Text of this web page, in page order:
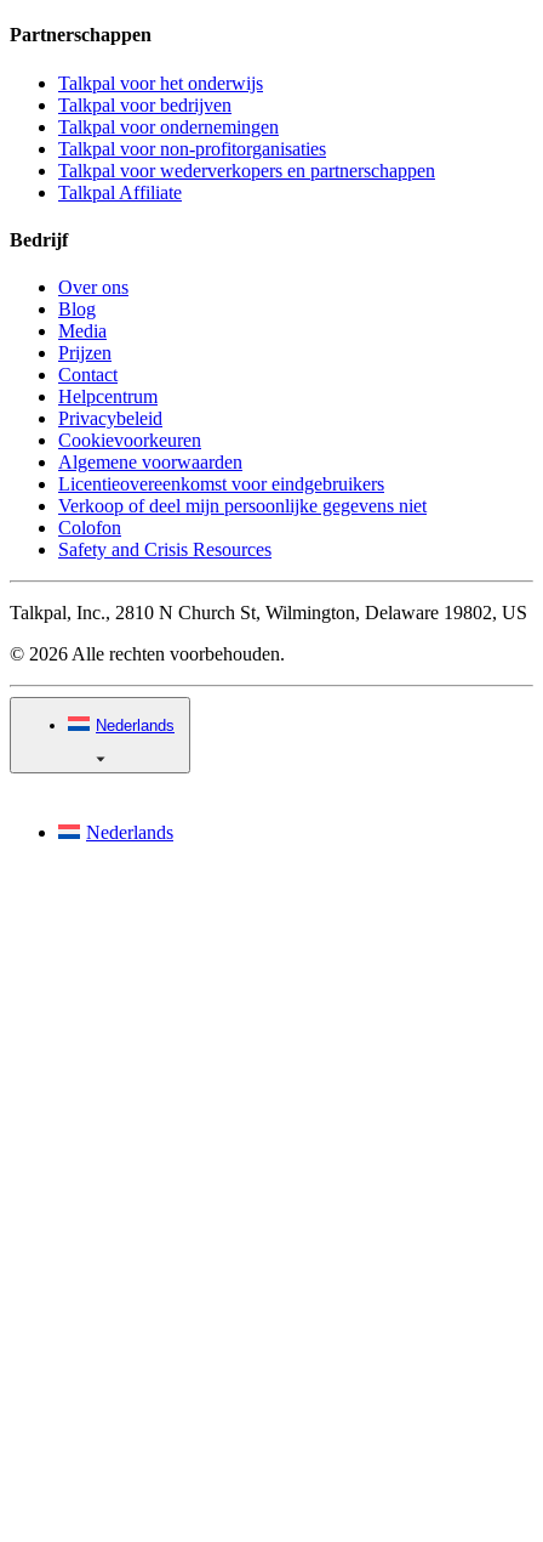
Partnerschappen
Talkpal voor het onderwijs
Talkpal voor bedrijven
Talkpal voor ondernemingen
Talkpal voor non-profitorganisaties
Talkpal voor wederverkopers en partnerschappen
Talkpal Affiliate
Bedrijf
Over ons
Blog
Media
Prijzen
Contact
Helpcentrum
Privacybeleid
Cookievoorkeuren
Algemene voorwaarden
Licentieovereenkomst voor eindgebruikers
Verkoop of deel mijn persoonlijke gegevens niet
Colofon
Safety and Crisis Resources
Talkpal, Inc., 2810 N Church St, Wilmington, Delaware 19802, US
© 2026 Alle rechten voorbehouden.
Nederlands
Nederlands